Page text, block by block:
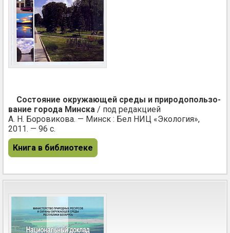
Состояние окружающей среды и при­ро­до­поль­зо­
ва­ние города Минска / под редакцией
А. Н. Боровикова. — Минск : Бел НИЦ «Экология»,
2011. — 96 с.
Книга в библиотеке